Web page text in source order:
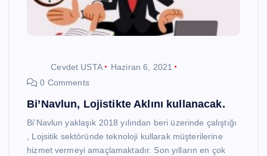
Cevdet USTA
Haziran 6, 2021
0 Comments
Bi’Navlun, Lojistikte Aklını kullanacak.
Bi’Navlun yaklaşık 2018 yılından beri üzerinde çalıştığı
, Lojsitik sektöründe teknoloji kullarak müşterilerine
hizmet vermeyi amaçlamaktadır. Son yılların en çok